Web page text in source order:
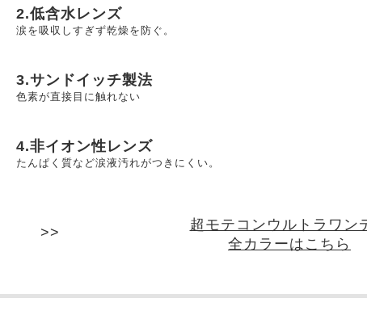
2.低含水レンズ
涙を吸収しすぎず乾燥を防ぐ。
3.サンドイッチ製法
色素が直接目に触れない
4.非イオン性レンズ
たんぱく質など涙液汚れがつきにくい。
超モテコンウルトラワン
全カラーはこちら